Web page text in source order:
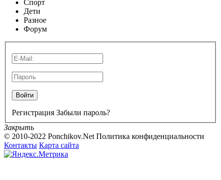
Спорт
Дети
Разное
Форум
Войти
Регистрация Забыли пароль?
Закрыть
© 2010-2022 Ponchikov.Net Политика конфиденциальности
Контакты Карта сайта